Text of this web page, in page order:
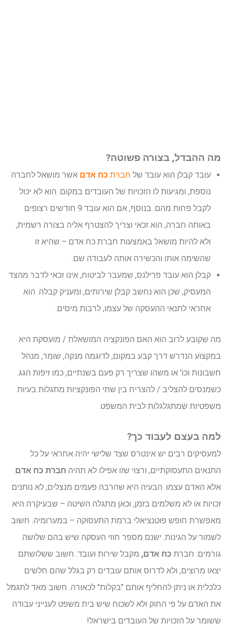
מה ההבדל, בצורה פשוטה?
עובד קבלן הוא עובד של חברת כח אדם אשר מושאל לחברה
נוספת, ומגיעות לו הזכויות של העובדים במקום. הוא לא יכול
לקבל פחות מהם. בנוסף, אם הוא עובד 9 חודשים רצופים
באותה חברה, הוא זכאי וצריך להצטרף אליה בצורה רשמית,
ולא להיות מושאל באמצעות חברת כח אדם – שהיא זו
שהשימה אותו והכשירה אותה לעבודה שם.
קבלן הוא עובד פרילנס, שמעבר לביטוח, אינו זכאי לדבר מהצד
המעסיק, שכן הוא נחשב קבלן שירותים, ומעניק קבלה. הוא
אחראי לתנאי ההעסקה של עצמו, לרבות מיסים.
מה שקובע לרוב הוא האם הפונקציה המושאלת / מועסקת היא
במקצוע הנדרש דרך קבע במקום, לדוגמה מנקה, שומר, מנהל
חשבונות וכו' או משהו שצריך רק פעם בשנתיים, כמו זיפות הגג.
כשמנסים להצליב / להצריח בין שתי הפונקציות מתגלות בעיות
משפטיות שמתגלגלות לבית המשפט.
למה בעצם לעבוד כך?
למעסיקים רבים יש אינטרס שצד שלישי יהיה אחראי על כל
התנאים התעסוקתיים, ורצוי שזו אפילו לא תהיה חברת כח אדם
אלא האדם עצמו. הבעיה היא שהרבה פעמים מנצלים, לא נותנים
זכויות או לא משלמים בזמן, וכאן מתגלה השיטה – שבעיקרה היא
מאפשרת חופש פוטנציאלי ברמת התעסוקה – במערומיה. חשוב
לשמור על הגינות. ישנם מספר חוזי העסקה שיש בהם שלושה
גורמים: חברת כח אדם, מקבל שירות ועובד. חשוב ששלושתם
יצאו מרוצים, ולא לדרוס אותם עובדים רק בגלל שהם חלשים
כלכלית או ניתן להחליף אותם "בקלות" לכאורה. חשוב מאד לתגמל
את האדם על פי החוק ולא לשכוח שיש בית משפט לענייני עבודה
ששומר על הזכויות של העובדים בישראל!